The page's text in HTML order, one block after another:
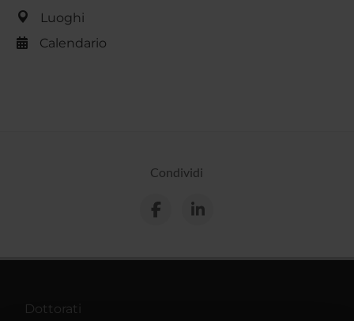
Luoghi
Calendario
Condividi
Dottorati